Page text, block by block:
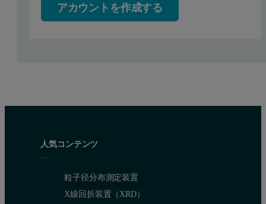
In the case of a full scale water treatment production facility, the
アカウントを作成する
人気コンテンツ
粒子径分布測定装置
X線回折装置（XRD）